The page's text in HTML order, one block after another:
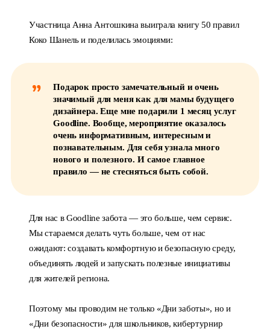
Участница Анна Антошкина выиграла книгу 50 правил
Коко Шанель и поделилась эмоциями:
Подарок просто замечательный и очень
значимый для меня как для мамы будущего
дизайнера. Еще мне подарили 1 месяц услуг
Goodline. Вообще, мероприятие оказалось
очень информативным, интересным и
познавательным. Для себя узнала много
нового и полезного. И самое главное
правило — не стесняться быть собой.
Для нас в Goodline забота — это больше, чем сервис.
Мы стараемся делать чуть больше, чем от нас
ожидают: создавать комфортную и безопасную среду,
объединять людей и запускать полезные инициативы
для жителей региона.
Поэтому мы проводим не только «Дни заботы», но и
«Дни безопасности» для школьников, кибертурнир